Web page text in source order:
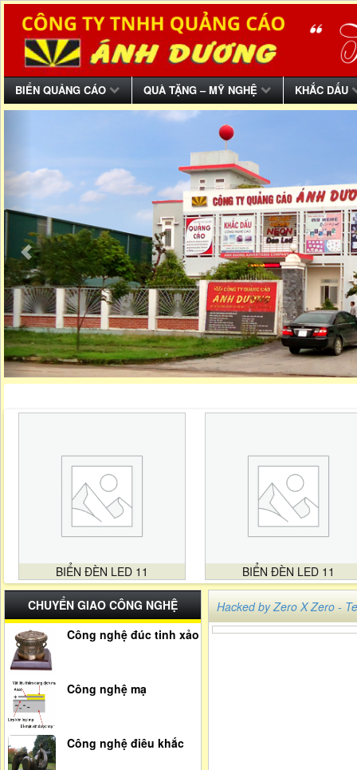
BIỂN QUẢNG CÁO QUÀ TẶNG – MỸ NGHỆ KHẮC DẤU
BIỂN ĐÈN LED 11 BIỂN ĐÈN LED 11
CHUYỂN GIAO CÔNG NGHỆ
Công nghệ đúc tinh xảo
Công nghệ mạ
Công nghệ điêu khắc
Hacked by Zero X Zero -